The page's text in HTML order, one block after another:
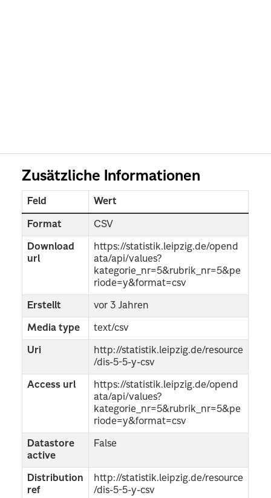
Zusätzliche Informationen
Feld Wert
Format CSV
Download
url
https://statistik.leipzig.de/opend
ata/api/values?
kategorie_nr=5&rubrik_nr=5&pe
riode=y&format=csv
Erstellt vor 3 Jahren
Media type text/csv
Uri
http://statistik.leipzig.de/resource
/dis-5-5-y-csv
Access url
https://statistik.leipzig.de/opend
ata/api/values?
kategorie_nr=5&rubrik_nr=5&pe
riode=y&format=csv
Datastore
active
False
Distribution
ref
http://statistik.leipzig.de/resource
/dis-5-5-y-csv